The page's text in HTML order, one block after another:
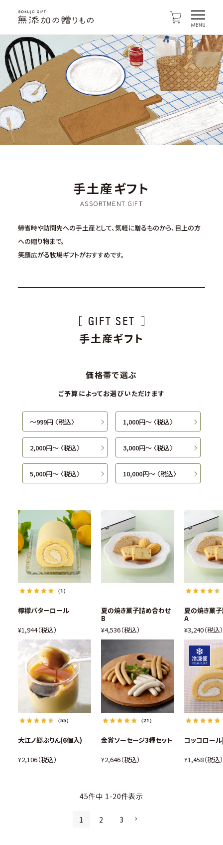
手土産ギフト
ASSORTMENT GIFT
帰省時や訪問先への手土産として、気軽に贈るものから、目上の方
への贈り物まで。
笑顔広がる牧場ギフトがおすすめです。
GIFT SET
手土産ギフト
価格帯で選ぶ
ご予算によってお選びいただけます
〜999円 〈税込〉 1,000円〜 〈税込〉
2,000円〜 〈税込〉 3,000円〜 〈税込〉
5,000円〜 〈税込〉 10,000円〜 〈税込〉
（1）
檸檬バターロール
¥1,944 税込
夏の焼き菓子詰め合わせ
B
¥4,536 税込
夏の焼き菓
A
¥3,240 税込
（55）
大江ノ郷ぷりん(6個入)
¥2,106 税込
（21）
金賞ソーセージ3種セット
¥2,646 税込
コッコロー
¥1,458 税込
45件中 1-20件表示
1 2 3